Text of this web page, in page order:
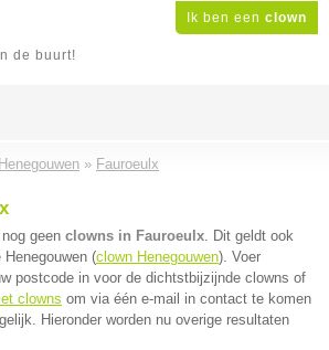
Ik ben een clown
de buurt!
Henegouwen » Fauroeulx
geen clowns in Fauroeulx. Dit geldt ook
(clown Henegouwen). Voer
postcode in voor de dichtstbijzijnde clowns of
clowns om via één e-mail in contact te komen
Hieronder worden nu overige resultaten